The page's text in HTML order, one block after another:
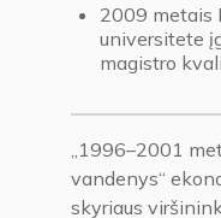
2009 metais
universitete
magistro
„1996–2001
vandenys“
skyriaus